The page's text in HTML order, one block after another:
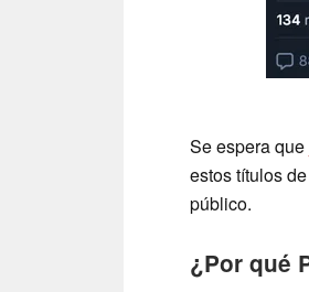
Se espera que
estos títulos
público.
¿Por qué